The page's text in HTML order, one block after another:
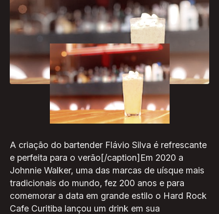
[caption id="attachment_645"
align="aligncenter" width="300"]
A criação do bartender Flávio Silva é refrescante
e perfeita para o verão[/caption]Em 2020 a
Johnnie Walker, uma das marcas de uísque mais
tradicionais do mundo, fez 200 anos e para
comemorar a data em grande estilo o Hard Rock
Cafe Curitiba lançou um drink em sua